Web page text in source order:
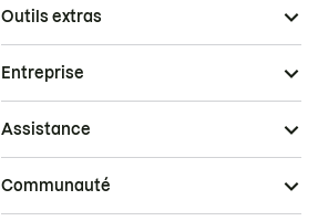
Outils extras
Entreprise
Assistance
Communauté